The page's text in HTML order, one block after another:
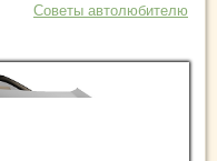
Советы автолюбителю